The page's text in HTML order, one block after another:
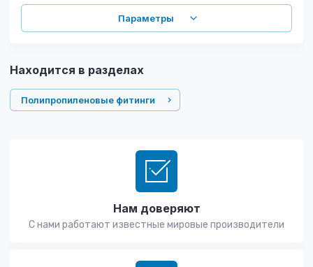
Параметры
Находится в разделах
Полипропиленовые фитинги
Нам доверяют
С нами работают известные мировые производители